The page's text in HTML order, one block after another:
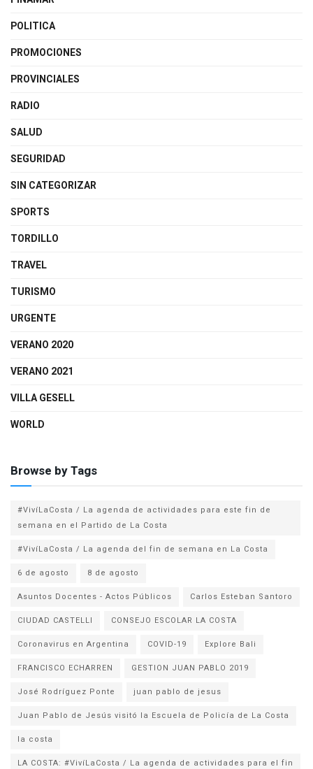
POLITICA
PROMOCIONES
PROVINCIALES
RADIO
SALUD
SEGURIDAD
SIN CATEGORIZAR
SPORTS
TORDILLO
TRAVEL
TURISMO
URGENTE
VERANO 2020
VERANO 2021
VILLA GESELL
WORLD
Browse by Tags
#VivíLaCosta / La agenda de actividades para este fin de
semana en el Partido de La Costa
#VivíLaCosta / La agenda del fin de semana en La Costa
6 de agosto
8 de agosto
Asuntos Docentes - Actos Públicos
Carlos Esteban Santoro
CIUDAD CASTELLI
CONSEJO ESCOLAR LA COSTA
Coronavirus en Argentina
COVID-19
Explore Bali
FRANCISCO ECHARREN
GESTION JUAN PABLO 2019
José Rodríguez Ponte
juan pablo de jesus
la costa
LA COSTA: #VivíLaCosta / La agenda de actividades para el fin